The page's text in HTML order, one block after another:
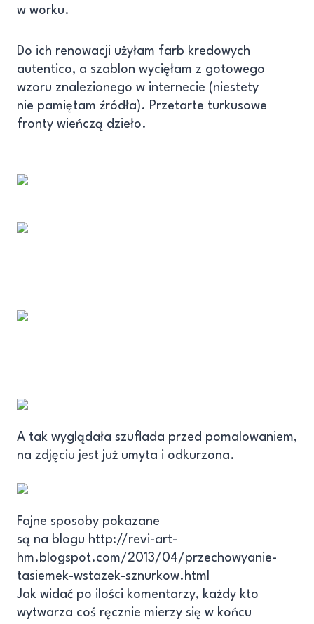
w worku.
Do ich renowacji użyłam farb kredowych
autentico, a szablon wycięłam z gotowego
wzoru znalezionego w internecie (niestety
nie pamiętam źródła). Przetarte turkusowe
fronty wieńczą dzieło.
A tak wyglądała szuflada przed pomalowaniem,
na zdjęciu jest już umyta i odkurzona.
Fajne sposoby pokazane
są na blogu http://revi-art-
hm.blogspot.com/2013/04/przechowyanie-
tasiemek-wstazek-sznurkow.html
Jak widać po ilości komentarzy, każdy kto
wytwarza coś ręcznie mierzy się w końcu